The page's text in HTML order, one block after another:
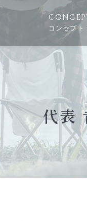
コンセプト
代表